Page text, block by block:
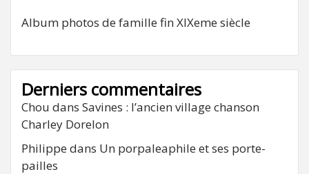
Album photos de famille fin XIXeme siècle
Derniers commentaires
Chou dans Savines : l’ancien village chanson
Charley Dorelon
Philippe dans Un porpaleaphile et ses porte-
pailles